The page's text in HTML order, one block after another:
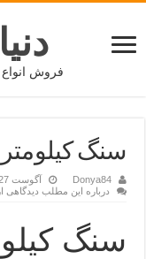
فروش
سنگ کیلومتر
Donya84 آگوست 27, 2022
درباره این مطلب دیدگاهی
سنگ